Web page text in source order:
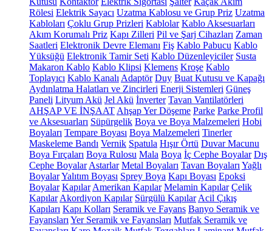
Rölesi Elektrik Sayacı Uzatma Kablosu ve Grup Priz Uzatma
Kabloları Çoklu Grup Prizleri Kablolar Kablo Aksesuarları
Akım Korumalı Priz Kapı Zilleri Pil ve Şarj Cihazları Zaman
Saatleri Elektronik Devre Elemanı Fiş Kablo Pabucu Kablo
Yüksüğü Elektronik Tamir Seti Kablo Düzenleyiciler Susta
Makaron Kablo Kablo Klipsi Klemens Kroşe Kablo
Toplayıcı Kablo Kanalı Adaptör Duy Buat Kutusu ve Kapağı
Aydınlatma Halatları ve Zincirleri Enerji Sistemleri Güneş
Paneli Lityum Akü Jel Akü İnverter Tavan Vantilatörleri
AHŞAP VE İNŞAAT Ahşap Yer Döşeme Parke Parke Profil
ve Aksesuarları Süpürgelik Boya ve Boya Malzemeleri Hobi
Boyaları Tempare Boyası Boya Malzemeleri Tinerler
Maskeleme Bandı Vernik Spatula Hışır Örtü Duvar Macunu
Boya Fırçaları Boya Rulosu Mala Boya İç Cephe Boyalar Dış
Cephe Boyalar Astarlar Metal Boyaları Tavan Boyaları Yağlı
BoyalarYalıtım Boyası Sprey Boya Kapı Boyası Epoksi
Boyalar Kapılar Amerikan Kapılar Melamin Kapılar Çelik
Kapılar Akordiyon Kapılar Sürgülü Kapılar Acil Çıkış
Kapıları Kapı Kolları Seramik ve Fayans Banyo Seramik ve
Fayansları Yer Seramik ve Fayansları Mutfak Seramik ve